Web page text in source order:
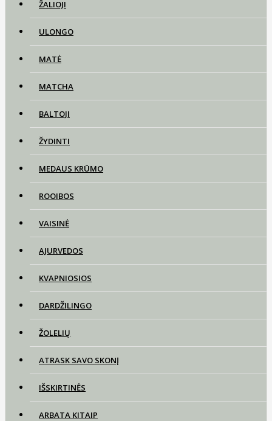
ŽALIOJI
ULONGO
MATĖ
MATCHA
BALTOJI
ŽYDINTI
MEDAUS KRŪMO
ROOIBOS
VAISINĖ
AJURVEDOS
KVAPNIOSIOS
DARDŽILINGO
ŽOLELIŲ
ATRASK SAVO SKONĮ
IŠSKIRTINĖS
ARBATA KITAIP